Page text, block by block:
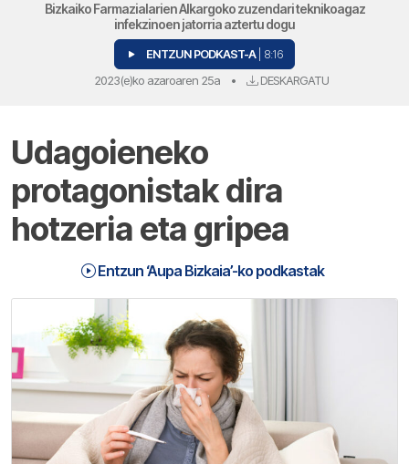
Bizkaiko Farmazialarien Alkargoko zuzendari teknikoagaz
infekzinoen jatorria aztertu dogu
ENTZUN PODKAST-A | 8:16
2023(e)ko azaroaren 25a • DESKARGATU
Udagoieneko
protagonistak dira
hotzeria eta gripea
Entzun ‘Aupa Bizkaia’-ko podkastak